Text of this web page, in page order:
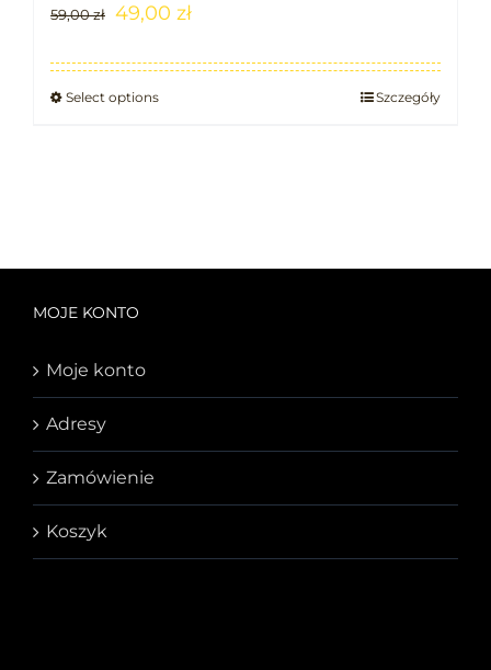
59,00zł 49,00 zł
Select options Szczegóły
MOJE KONTO
Moje konto
Adresy
Zamówienie
Koszyk